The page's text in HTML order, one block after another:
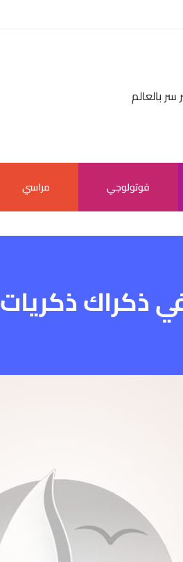
سر بالعالم
فوتولوجي مراسي
ذكراك ذكريات